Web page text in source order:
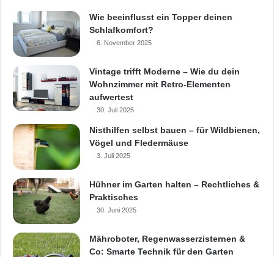
Wie beeinflusst ein Topper deinen
Schlafkomfort?
6. November 2025
Vintage trifft Moderne – Wie du dein
Wohnzimmer mit Retro-Elementen
aufwertest
30. Juli 2025
Nisthilfen selbst bauen – für Wildbienen,
Vögel und Fledermäuse
3. Juli 2025
Hühner im Garten halten – Rechtliches &
Praktisches
30. Juni 2025
Mähroboter, Regenwasserzisternen &
Co: Smarte Technik für den Garten